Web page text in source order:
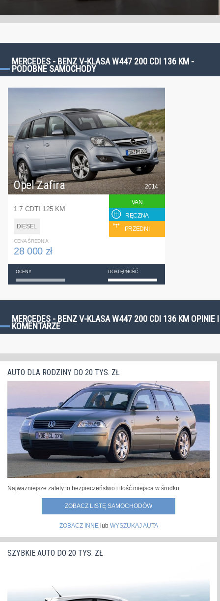
MERCEDES - BENZ V-KLASA W447 200 CDI 136 KM -
PODOBNE SAMOCHODY
Opel Zafira
1.7 CDTI 125 KM
DIESEL
2014
VAN
RĘCZNA
PRZEDNI
CENA ŚREDNIA
28 000 zł
OCENY DOSTĘPNOŚĆ
MERCEDES - BENZ V-KLASA W447 200 CDI 136 KM OPINIE I
KOMENTARZE
AUTO DLA RODZINY DO 20 TYS. ZŁ
Najważniejsze zalety to bezpieczeństwo i ilość miejsca w środku.
ZOBACZ LISTĘ SAMOCHODÓW
ZOBACZ INNElub WYSZUKAJ AUTA
SZYBKIE AUTO DO 20 TYS. ZŁ